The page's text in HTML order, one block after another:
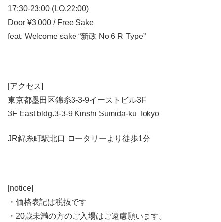
17:30-23:00 (LO.22:00)
Door ¥3,000 / Free Sake
feat. Welcome sake “新政 No.6 R-Type”
[アクセス]
東京都墨田区錦糸3-3-9イーストビル3F
3F East bldg.3-3-9 Kinshi Sumida-ku Tokyo
JR錦糸町駅北口 ロータリーより徒歩1分
[notice]
・価格表記は税抜です
・20歳未満の方のご入場はご遠慮願います。